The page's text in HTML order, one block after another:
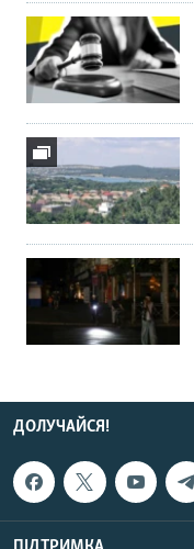
ДОЛУЧАЙСЯ!